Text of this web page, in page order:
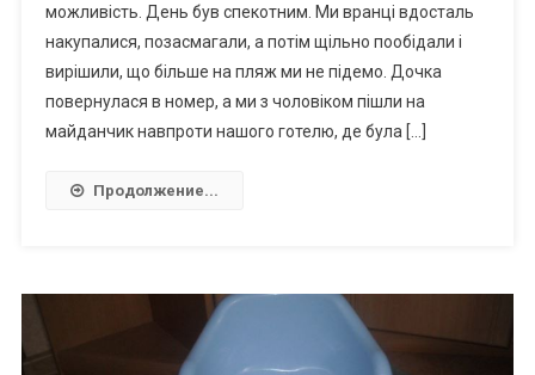
можливість. День був спекотним. Ми вранці вдосталь
накупалися, позасмагали, а потім щільно пообідали і
вирішили, що більше на пляж ми не підемо. Дочка
повернулася в номер, а ми з чоловіком пішли на
майданчик навпроти нашого готелю, де була […]
Продолжение...